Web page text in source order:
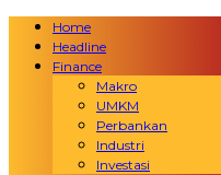
Home
Headline
Finance
Makro
UMKM
Perbankan
Industri
Investasi